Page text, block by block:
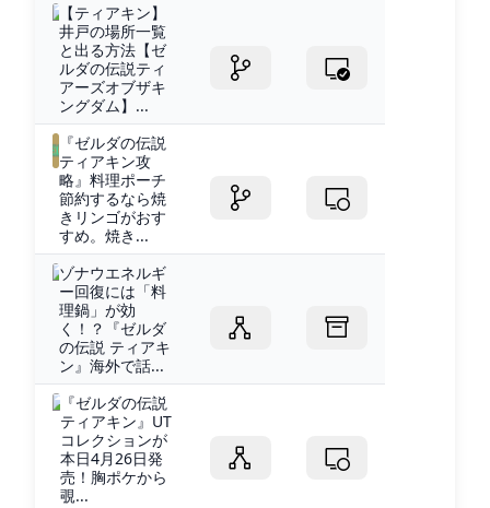
【ティアキン】
井戸の場所一覧
と出る方法【ゼ
ルダの伝説ティ
アーズオブザキ
ングダム】...
『ゼルダの伝説
ティアキン攻
略』料理ポーチ
節約するなら焼
きリンゴがおす
すめ。焼き...
ゾナウエネルギ
ー回復には「料
理鍋」が効
く！？『ゼルダ
の伝説 ティアキ
ン』海外で話...
『ゼルダの伝説
ティアキン』UT
コレクションが
本日4月26日発
売！胸ポケから
覗...